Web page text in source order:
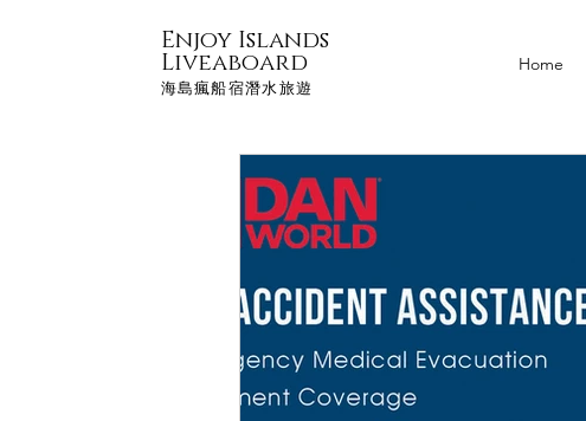
Enjoy Islands
Liveaboard
海島瘋船宿潛水旅遊
Home